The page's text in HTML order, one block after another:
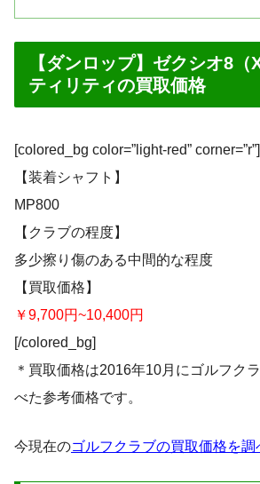
【ダンロップ】ゼクシオ8（
ティリティの買取価格
[colored_bg color=”light-red” corner=”r”]
【装着シャフト】
MP800
【クラブの程度】
多少擦り傷のある中間的な程度
【買取価格】
￥9,700円~10,400円
[/colored_bg]
＊買取価格は2016年10月にゴルフク
べた参考価格です。
今現在のゴルフクラブの買取価格を調